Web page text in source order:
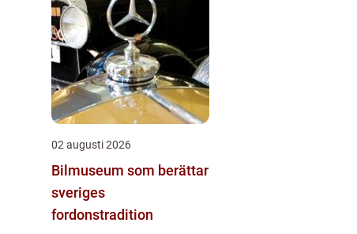
02 augusti 2026
Bilmuseum som berättar
sveriges
fordonstradition